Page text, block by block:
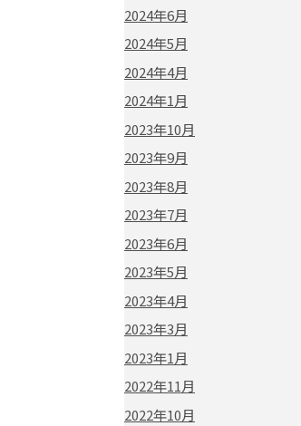
2024年6月
2024年5月
2024年4月
2024年1月
2023年10月
2023年9月
2023年8月
2023年7月
2023年6月
2023年5月
2023年4月
2023年3月
2023年1月
2022年11月
2022年10月